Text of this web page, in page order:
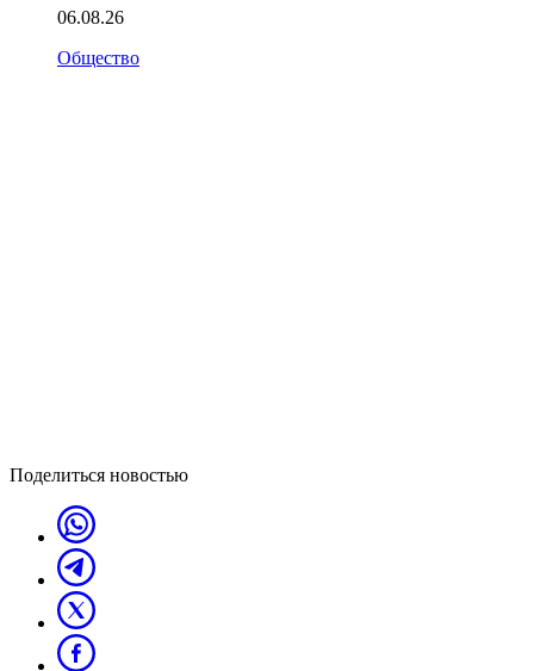
06.08.26
Общество
Поделиться новостью